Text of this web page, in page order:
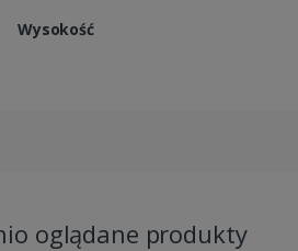
Wysokość
oglądane produkty